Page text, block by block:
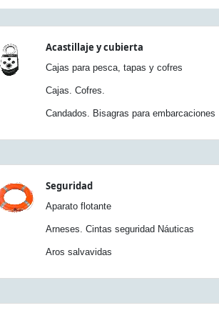
Acastillaje y cubierta
Cajas para pesca, tapas y cofres
Cajas. Cofres.
Candados. Bisagras para embarcaciones
Seguridad
Aparato flotante
Arneses. Cintas seguridad Náuticas
Aros salvavidas